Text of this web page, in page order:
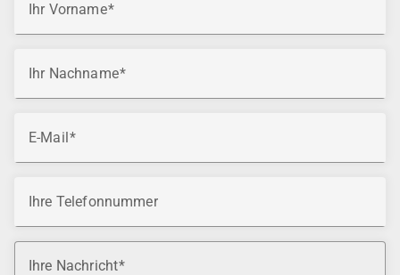
Ihr Vorname
Ihr Nachname
E-Mail
Ihre Telefonnummer
Ihre Nachricht